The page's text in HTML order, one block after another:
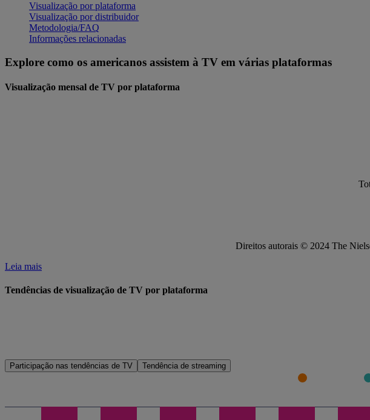
Visualização por plataforma
Visualização por distribuidor
Metodologia/FAQ
Informações relacionadas
Explore como os americanos assistem à TV em várias plataformas
Visualização mensal de TV por plataforma
Direitos autorais © 2024 The
Leia mais
Tendências de visualização de TV por plataforma
Participação nas tendências de TV Tendência de streaming